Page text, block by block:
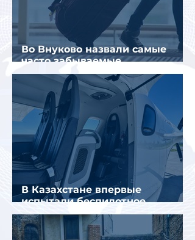
Во Внуково назвали самые
часто забываемые
пассажирами вещи
В Казахстане впервые
испытали беспилотное
аэротакси с пассажирами